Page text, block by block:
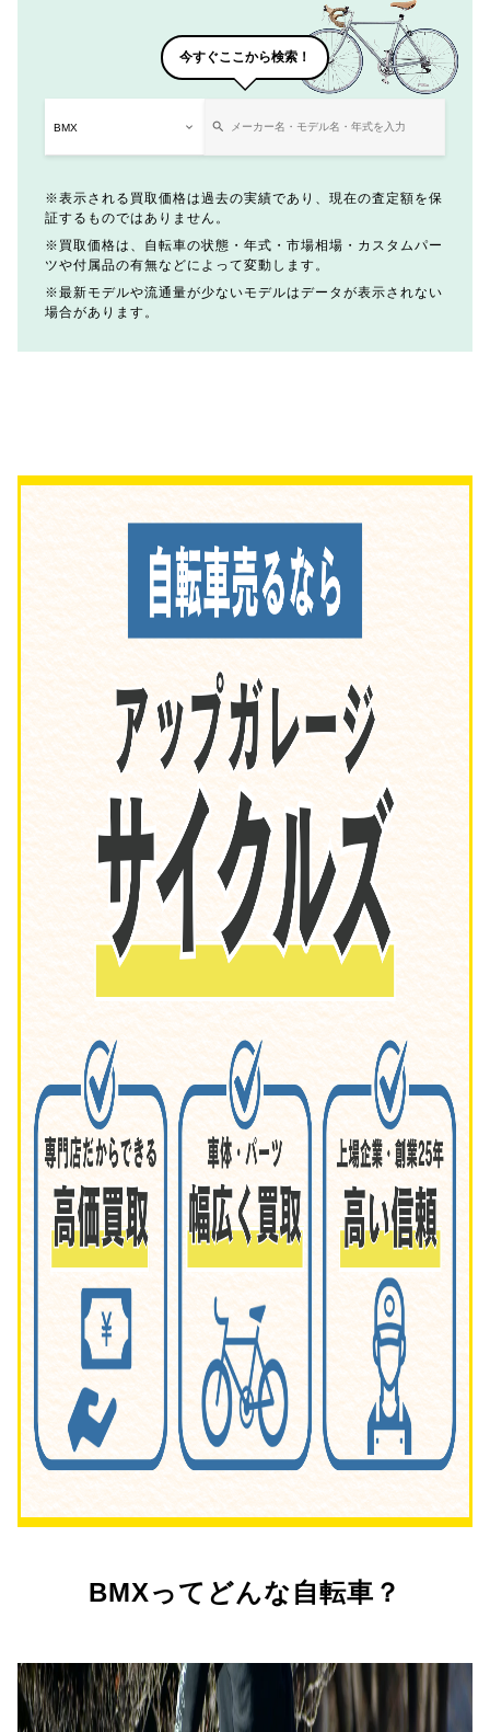
今すぐここから検索！
表示される買取価格は過去の実績であり、現在の査定額を保
証するものではありません。
買取価格は、自転車の状態・年式・市場相場・カスタムパー
ツや付属品の有無などによって変動します。
最新モデルや流通量が少ないモデルはデータが表示されない
場合があります。
BMXってどんな自転車？